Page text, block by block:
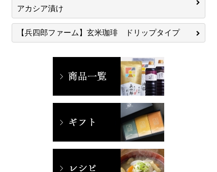
アカシア漬け
【兵四郎ファーム】玄米珈琲 ドリップタイプ